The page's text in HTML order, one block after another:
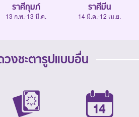
ราศีกุมภ์
13 ก.พ.-13 มี.ค.
ราศีมีน
14 มี.ค.-12 เม.ย.
วงชะตารูปแบบอื่น